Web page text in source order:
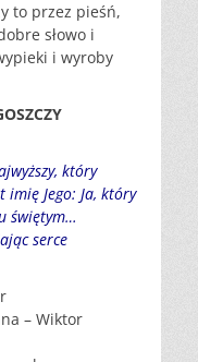
to przez pieśń,
słowo i
i wyroby
który
imię Jego: Ja, który
świętym…
serce
– Wiktor